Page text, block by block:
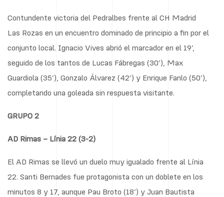
Contundente victoria del Pedralbes frente al CH Madrid
Las Rozas en un encuentro dominado de principio a fin por el
conjunto local. Ignacio Vives abrió el marcador en el 19’,
seguido de los tantos de Lucas Fábregas (30’), Max
Guardiola (35’), Gonzalo Álvarez (42’) y Enrique Fanlo (50’),
completando una goleada sin respuesta visitante.
GRUPO 2
AD Rimas – Línia 22 (3-2)
El AD Rimas se llevó un duelo muy igualado frente al Línia
22. Santi Bernades fue protagonista con un doblete en los
minutos 8 y 17, aunque Pau Broto (18’) y Juan Bautista